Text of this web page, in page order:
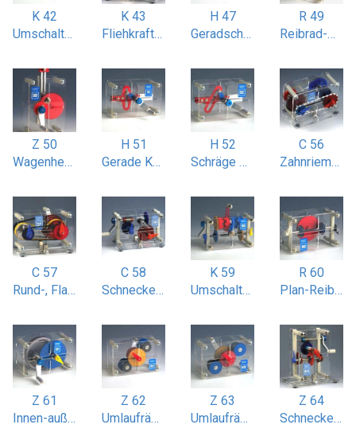
K 42
Umschalt-Zahnkupplung
K 43
Fliehkraftkupplung
H 47
Geradschubkurbel (nach James Watt)
R 49
Reibrad-Wendegetriebe
Z 50
Wagenheber
H 51
Gerade Kurbelschleife
H 52
Schräge Kurbelschleife 30 Grad
C 56
Zahnriemen-Ketten- und Kugelsaitenantrieb
C 57
Rund-, Flach- und Keilriemenantrieb
C 58
Schnecken-Kegel-Schraubenradgetriebe
K 59
Umschalt-Klauenkupplung
R 60
Plan-Reibradgetriebe
Z 61
Innen-außenverzahntes Stirnradgetriebe
Z 62
Umlaufrädergetriebe gleichlaufend
Z 63
Umlaufrädergetriebe mit gegenläufiger Abtriebswelle
Z 64
Schneckenradgetriebe 2-stufig